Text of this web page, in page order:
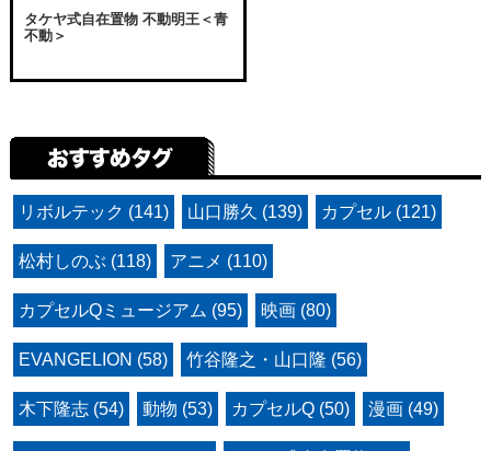
タケヤ式自在置物 不動明王＜青
不動＞
リボルテック (141) 山口勝久 (139) カプセル (121)
松村しのぶ (118) アニメ (110)
カプセルQミュージアム (95) 映画 (80)
EVANGELION (58) 竹谷隆之・山口隆 (56)
木下隆志 (54) 動物 (53) カプセルQ (50) 漫画 (49)